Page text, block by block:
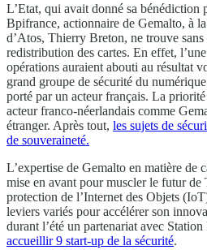
L’Etat, qui avait donné sa bénédiction
Bpifrance, actionnaire de Gemalto, à
d’Atos, Thierry Breton, ne trouve
redistribution des cartes. En effet,
opérations auraient abouti au résultat
grand groupe de sécurité du
porté par un acteur français. La
acteur franco-néerlandais comme
étranger. Après tout, les sujets de
de souveraineté.
L’expertise de Gemalto en matière de
mise en avant pour muscler le futur de
protection de l’Internet des Objets
leviers variés pour accélérer son
durant l’été un partenariat avec
accueillir 9 start-up de la sécurité.